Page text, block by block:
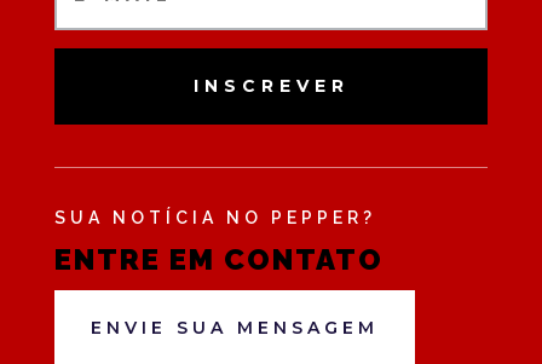
INSCREVER
SUA NOTÍCIA NO PEPPER?
ENTRE EM CONTATO
ENVIE SUA MENSAGEM